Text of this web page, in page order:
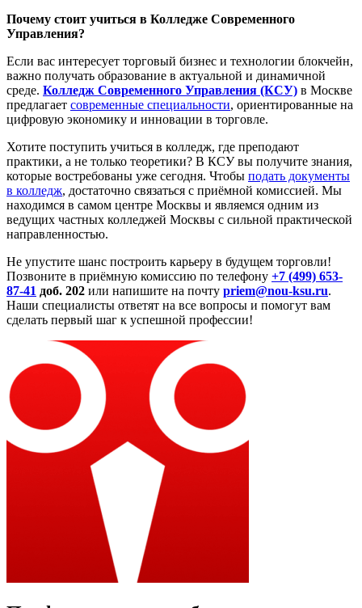
Почему стоит учиться в Колледже Современного
Управления?
Если вас интересует торговый бизнес и технологии блокчейн,
важно получать образование в актуальной и динамичной
среде. Колледж Современного Управления (КСУ) в Москве
предлагает современные специальности, ориентированные на
цифровую экономику и инновации в торговле.
Хотите поступить учиться в колледж, где преподают
практики, а не только теоретики? В КСУ вы получите знания,
которые востребованы уже сегодня. Чтобы подать документы
в колледж, достаточно связаться с приёмной комиссией. Мы
находимся в самом центре Москвы и являемся одним из
ведущих частных колледжей Москвы с сильной практической
направленностью.
Не упустите шанс построить карьеру в будущем торговли!
Позвоните в приёмную комиссию по телефону +7 (499) 653-
87-41 доб. 202 или напишите на почту priem@nou-ksu.ru.
Наши специалисты ответят на все вопросы и помогут вам
сделать первый шаг к успешной профессии!